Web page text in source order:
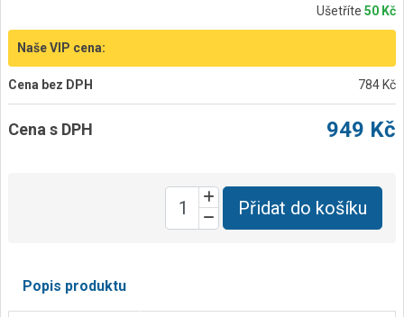
Ušetříte 50 Kč
Naše VIP cena:
Cena bez DPH 784 Kč
Cena s DPH 949 Kč
Přidat do košíku
Popis produktu